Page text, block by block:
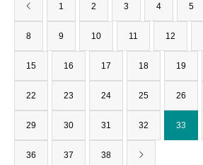
1 2 3 4 5
8 9 10 11 12
15 16 17 18 19
22 23 24 25 26
29 30 31 32 33
36 37 38